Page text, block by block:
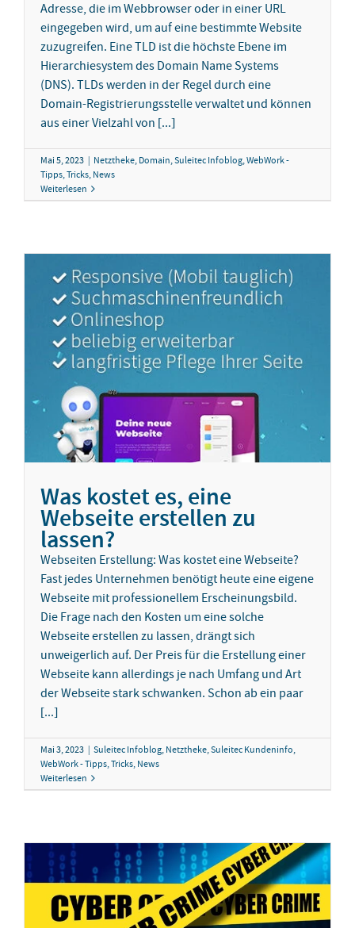
Adresse, die im Webbrowser oder in einer URL
eingegeben wird, um auf eine bestimmte Website
zuzugreifen. Eine TLD ist die höchste Ebene im
Hierarchiesystem des Domain Name Systems
(DNS). TLDs werden in der Regel durch eine
Domain-Registrierungsstelle verwaltet und können
aus einer Vielzahl von [...]
Mai 5, 2023 | Netztheke,Domain,Suleitec Infoblog,WebWork -
Tipps, Tricks, News
Weiterlesen
Was kostet es, eine
Webseite erstellen zu
lassen?
Webseiten Erstellung: Was kostet eine Webseite?
Fast jedes Unternehmen benötigt heute eine eigene
Webseite mit professionellem Erscheinungsbild.
Die Frage nach den Kosten um eine solche
Webseite erstellen zu lassen, drängt sich
unweigerlich auf. Der Preis für die Erstellung einer
Webseite kann allerdings je nach Umfang und Art
der Webseite stark schwanken. Schon ab ein paar
[...]
Mai 3, 2023 | Suleitec Infoblog,Netztheke,Suleitec Kundeninfo,
WebWork - Tipps, Tricks, News
Weiterlesen